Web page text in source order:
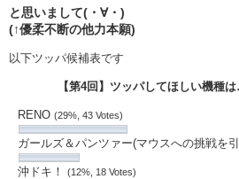
と思いまして(・∀・)
(↑優柔不断の他力本願)
以下ツッパ候補表です
【第4回】ツッパしてほしい機種
RENO (29%, 43 Votes)
ガールズ＆パンツァー(マウスへの挑戦を
沖ドキ！ (12%, 18 Votes)